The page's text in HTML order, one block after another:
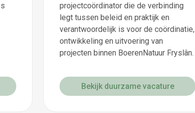
projectcoördinator die de verbinding
legt tussen beleid en praktijk en
verantwoordelijk is voor de coördinatie,
ontwikkeling en uitvoering van
projecten binnen BoerenNatuur Fryslân.
Bekijk duurzame vacature